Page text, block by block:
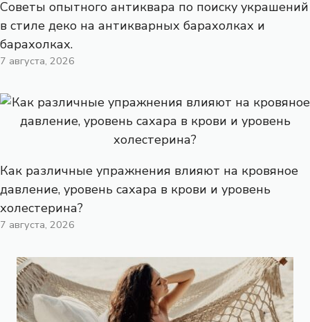
Советы опытного антиквара по поиску украшений
в стиле деко на антикварных барахолках и
барахолках.
7 августа, 2026
Как различные упражнения влияют на кровяное
давление, уровень сахара в крови и уровень
холестерина?
7 августа, 2026